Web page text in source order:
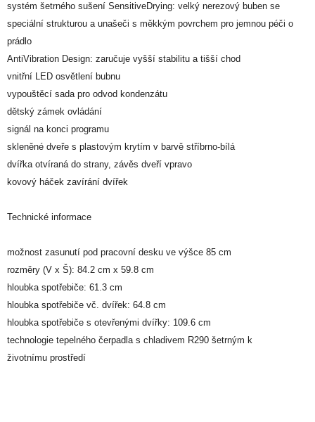
systém šetrného sušení SensitiveDrying: velký nerezový buben se
speciální strukturou a unašeči s měkkým povrchem pro jemnou péči o
prádlo
AntiVibration Design: zaručuje vyšší stabilitu a tišší chod
vnitřní LED osvětlení bubnu
vypouštěcí sada pro odvod kondenzátu
dětský zámek ovládání
signál na konci programu
skleněné dveře s plastovým krytím v barvě stříbrno-bílá
dvířka otvíraná do strany, závěs dveří vpravo
kovový háček zavírání dvířek
Technické informace
možnost zasunutí pod pracovní desku ve výšce 85 cm
rozměry (V x Š): 84.2 cm x 59.8 cm
hloubka spotřebiče: 61.3 cm
hloubka spotřebiče vč. dvířek: 64.8 cm
hloubka spotřebiče s otevřenými dvířky: 109.6 cm
technologie tepelného čerpadla s chladivem R290 šetrným k
životnímu prostředí